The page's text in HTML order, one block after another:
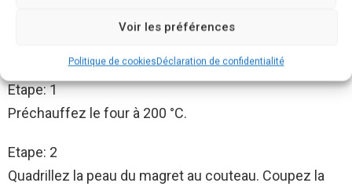
Voir les préférences
Politique de cookiesDéclaration de confidentialité
Préparation :
Etape: 1
Préchauffez le four à 200 °C.
Etape: 2
Quadrillez la peau du magret au couteau. Coupez la